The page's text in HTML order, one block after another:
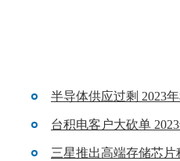
半导体供应过剩 2023
台积电客户大砍单
三星推出高端存储芯片